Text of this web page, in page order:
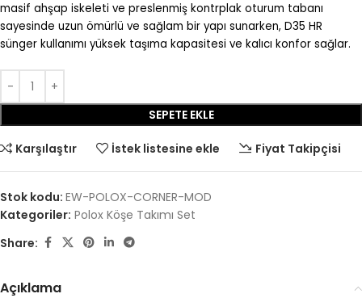
masif ahşap iskeleti ve preslenmiş kontrplak oturum tabanı
sayesinde uzun ömürlü ve sağlam bir yapı sunarken, D35 HR
sünger kullanımı yüksek taşıma kapasitesi ve kalıcı konfor sağlar.
SEPETE EKLE
Karşılaştır İstek listesine ekle Fiyat Takipçisi
Stok kodu: EW-POLOX-CORNER-MOD
Kategoriler: Polox Köşe Takımı Set
Share:
Açıklama